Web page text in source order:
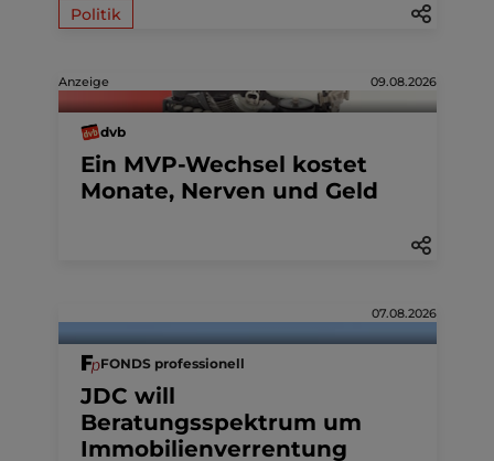
Politik
Anzeige 09.08.2026
dvb
Ein MVP-Wechsel kostet
Monate, Nerven und Geld
07.08.2026
FONDS professionell
JDC will
Beratungsspektrum um
Immobilienverrentung